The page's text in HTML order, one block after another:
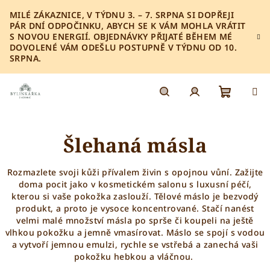
obsah
MILÉ ZÁKAZNICE, V TÝDNU 3. – 7. SRPNA SI DOPŘEJI
PÁR DNÍ ODPOČINKU, ABYCH SE K VÁM MOHLA VRÁTIT
S NOVOU ENERGIÍ. OBJEDNÁVKY PŘIJATÉ BĚHEM MÉ
DOVOLENÉ VÁM ODEŠLU POSTUPNĚ V TÝDNU OD 10.
SRPNA.
Šlehaná másla
Rozmazlete svoji kůži přívalem živin s opojnou vůní. Zažijte
doma pocit jako v kosmetickém salonu s luxusní péčí,
kterou si vaše pokožka zaslouží. Tělové máslo je bezvodý
produkt, a proto je vysoce koncentrované. Stačí nanést
velmi malé množství másla po sprše či koupeli na ještě
vlhkou pokožku a jemně vmasírovat. Máslo se spojí s vodou
a vytvoří jemnou emulzi, rychle se vstřebá a zanechá vaši
pokožku hebkou a vláčnou.